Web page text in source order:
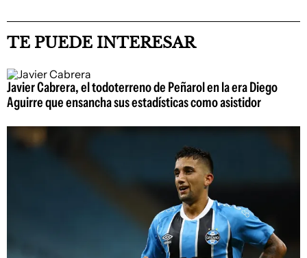
TE PUEDE INTERESAR
Javier Cabrera, el todoterreno de Peñarol en la era Diego
Aguirre que ensancha sus estadísticas como asistidor